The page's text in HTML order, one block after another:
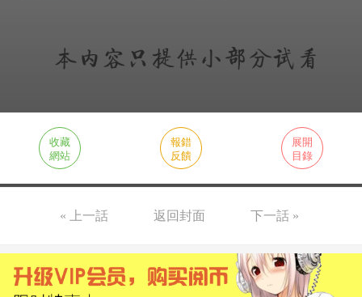
收藏
網站
報錯
反饋
展開
目錄
« 上一話 返回封面 下一話 »